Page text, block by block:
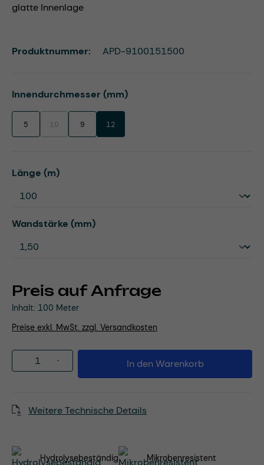
glatte Innenlage
Preis auf Anfrage
Inhalt: 100 Meter
Preise exkl. MwSt. zzgl. Versandkosten
Innendurchmesser (mm)auswählen
5 10(Diese Option ist zurzeit nicht verfügbar.)
9 12
Länge (m)auswählen
Wandstärke (mm)auswählen
Produkt Anzahl: Gib den gewünschten
In den Warenkorb
Produktnummer: APD-9100151500
Weitere Technische Details
Hydrolysebeständig Mikrobenresistent